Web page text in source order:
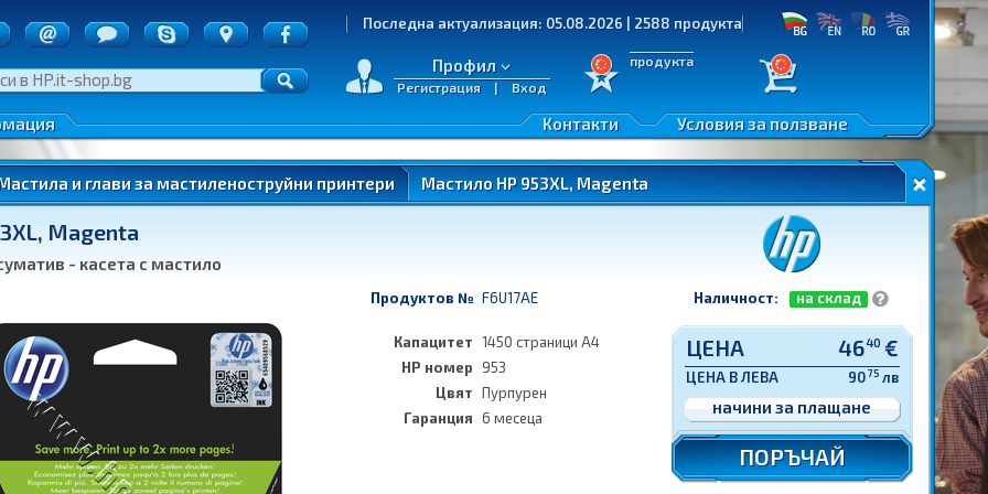
Последна актуализация: 05.08.2026 | 2588 продукта
Профил
Регистрация| Вход
продукта
на пратките
по ОП ИК
Условия за ползване
Контакти
и глави за мастиленоструйни принтери Мастило HP 953XL, Magenta
Magenta
- касета с мастило
Продуктов № F6U17AE
Капацитет 1450 страници A4
HP номер
953
Цвят Пурпурен
Гаранция 6 месеца
Наличност: на склад
ЦЕНА 4640 €
ЦЕНА В ЛЕВА 90 75 лв
начини за плащане
ПОРЪЧАЙ